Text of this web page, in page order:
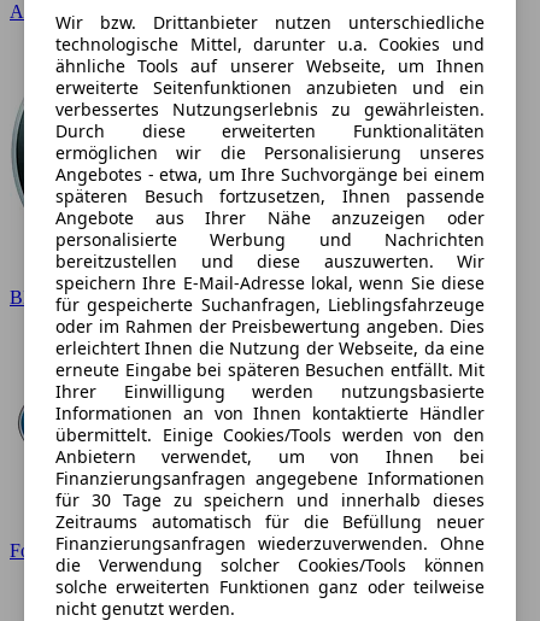
Audi
BMW
Ford
Wir bzw. Drittanbieter nutzen unterschiedliche
technologische Mittel, darunter u.a. Cookies und
ähnliche Tools auf unserer Webseite, um Ihnen
erweiterte Seitenfunktionen anzubieten und ein
verbessertes Nutzungserlebnis zu gewährleisten.
Durch diese erweiterten Funktionalitäten
ermöglichen wir die Personalisierung unseres
Angebotes - etwa, um Ihre Suchvorgänge bei einem
späteren Besuch fortzusetzen, Ihnen passende
Angebote aus Ihrer Nähe anzuzeigen oder
personalisierte Werbung und Nachrichten
bereitzustellen und diese auszuwerten. Wir
speichern Ihre E-Mail-Adresse lokal, wenn Sie diese
für gespeicherte Suchanfragen, Lieblingsfahrzeuge
oder im Rahmen der Preisbewertung angeben. Dies
erleichtert Ihnen die Nutzung der Webseite, da eine
erneute Eingabe bei späteren Besuchen entfällt. Mit
Ihrer Einwilligung werden nutzungsbasierte
Informationen an von Ihnen kontaktierte Händler
übermittelt. Einige Cookies/Tools werden von den
Anbietern verwendet, um von Ihnen bei
Finanzierungsanfragen angegebene Informationen
für 30 Tage zu speichern und innerhalb dieses
Zeitraums automatisch für die Befüllung neuer
Finanzierungsanfragen wiederzuverwenden. Ohne
die Verwendung solcher Cookies/Tools können
solche erweiterten Funktionen ganz oder teilweise
nicht genutzt werden.